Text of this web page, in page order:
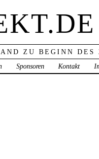
ZU BEGINN DES
Sponsoren Kontakt